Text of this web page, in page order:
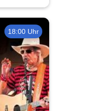
18:00 Uhr